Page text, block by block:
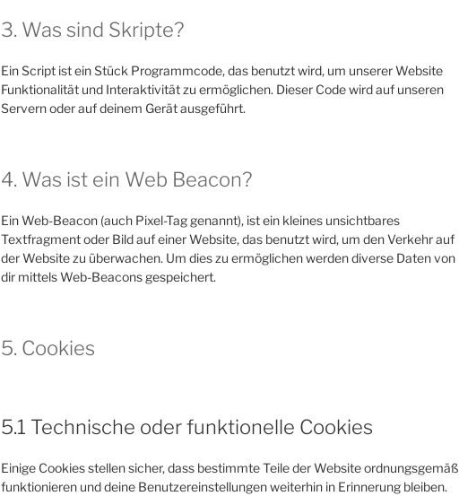
3. Was sind Skripte?
Ein Script ist ein Stück Programmcode, das benutzt wird, um unserer Website
Funktionalität und Interaktivität zu ermöglichen. Dieser Code wird auf unseren
Servern oder auf deinem Gerät ausgeführt.
4. Was ist ein Web Beacon?
Ein Web-Beacon (auch Pixel-Tag genannt), ist ein kleines unsichtbares
Textfragment oder Bild auf einer Website, das benutzt wird, um den Verkehr auf
der Website zu überwachen. Um dies zu ermöglichen werden diverse Daten von
dir mittels Web-Beacons gespeichert.
5. Cookies
5.1 Technische oder funktionelle Cookies
Einige Cookies stellen sicher, dass bestimmte Teile der Website ordnungsgemäß
funktionieren und deine Benutzereinstellungen weiterhin in Erinnerung bleiben.